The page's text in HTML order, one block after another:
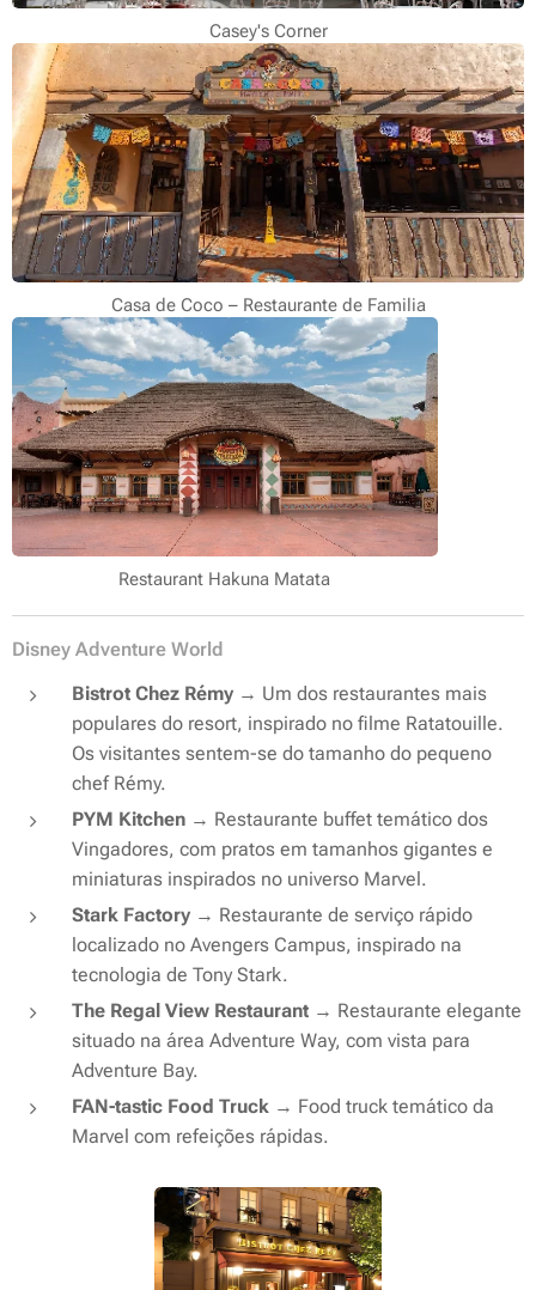
Casey's Corner
Casa de Coco – Restaurante de Familia
Restaurant Hakuna Matata
Disney Adventure World
Bistrot Chez Rémy → Um dos restaurantes mais
populares do resort, inspirado no filme Ratatouille.
Os visitantes sentem-se do tamanho do pequeno
chef Rémy.
PYM Kitchen → Restaurante buffet temático dos
Vingadores, com pratos em tamanhos gigantes e
miniaturas inspirados no universo Marvel.
Stark Factory → Restaurante de serviço rápido
localizado no Avengers Campus, inspirado na
tecnologia de Tony Stark.
The Regal View Restaurant → Restaurante elegante
situado na área Adventure Way, com vista para
Adventure Bay.
FAN-tastic Food Truck → Food truck temático da
Marvel com refeições rápidas.